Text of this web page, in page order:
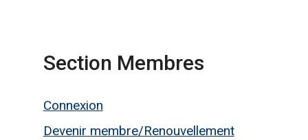
Section Membres
Connexion
Devenir membre/Renouvellement